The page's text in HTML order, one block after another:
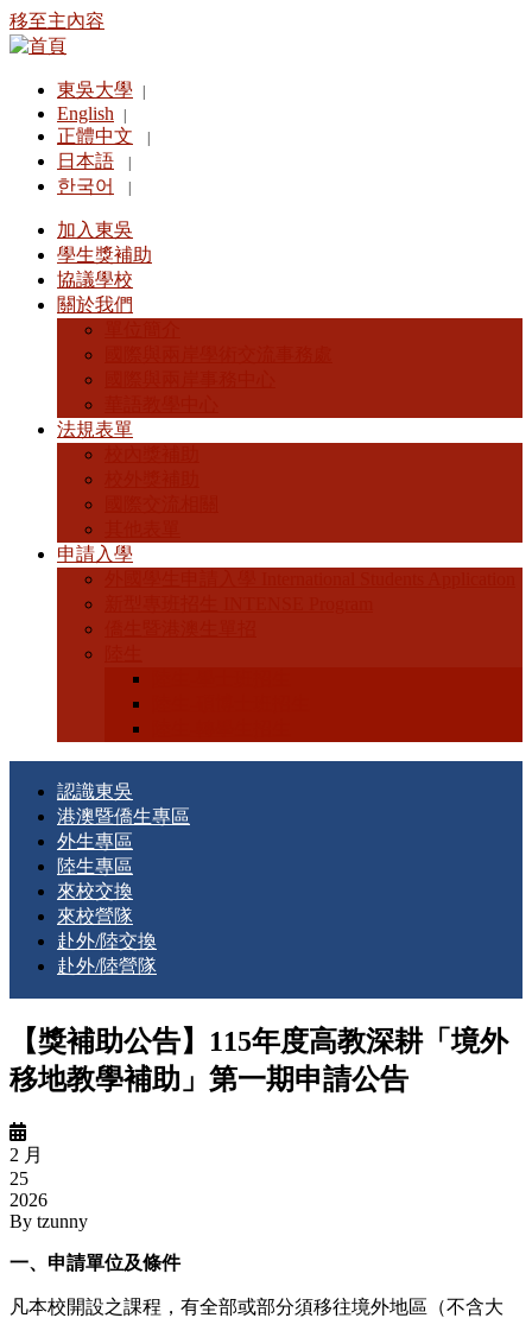
移至主內容
東吳大學
English
正體中文
日本語
한국어
加入東吳
學生獎補助
協議學校
關於我們
法規表單
申請入學
認識東吳
港澳暨僑生專區
外生專區
陸生專區
來校交換
來校營隊
赴外/陸交換
赴外/陸營隊
【獎補助公告】115年度高教深耕「境外
移地教學補助」第一期申請公告
2 月
25
2026
By tzunny
一、申請單位及條件
凡本校開設之課程，有全部或部分須移往境外地區（不含大